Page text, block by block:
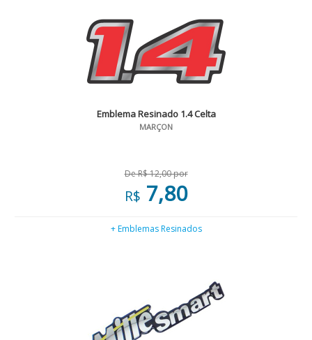
Emblema Resinado 1.4 Celta
MARÇON
De R$ 12,00 por
R$ 7,80
+ Emblemas Resinados